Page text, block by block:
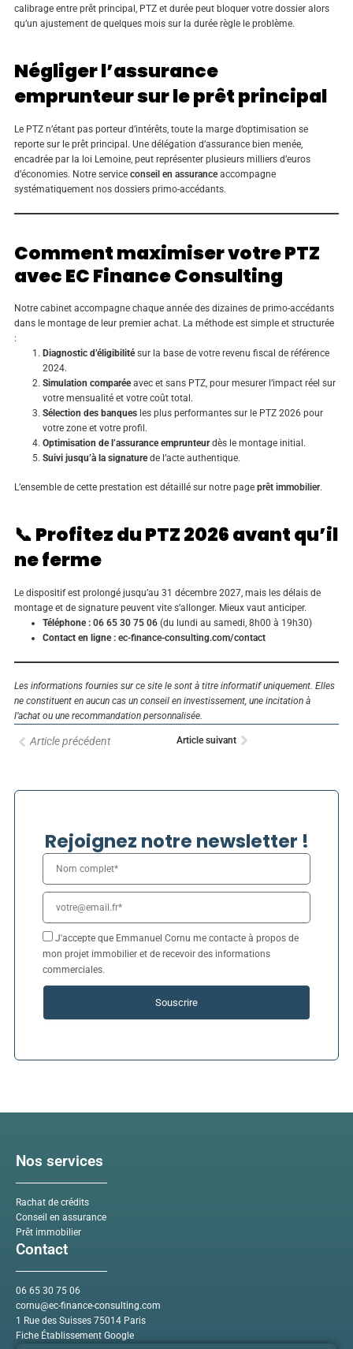
calibrage entre prêt principal, PTZ et durée peut bloquer votre dossier alors
qu’un ajustement de quelques mois sur la durée règle le problème.
Négliger l’assurance
emprunteur sur le prêt principal
Le PTZ n’étant pas porteur d’intérêts, toute la marge d’optimisation se
reporte sur le prêt principal. Une délégation d’assurance bien menée,
encadrée par la loi Lemoine, peut représenter plusieurs milliers d’euros
d’économies. Notre serviceconseil en assurance accompagne
systématiquement nos dossiers primo-accédants.
Comment maximiser votre PTZ
avec EC Finance Consulting
Notre cabinet accompagne chaque année des dizaines de primo-accédants
dans le montage de leur premier achat. La méthode est simple et structurée
:
Diagnostic d’éligibilitésur la base de votre revenu fiscal de référence
2024.
Simulation comparéeavec et sans PTZ, pour mesurer l’impact réel sur
votre mensualité et votre coût total.
Sélection des banques les plus performantes sur le PTZ 2026 pour
votre zone et votre profil.
Optimisation de l’assurance emprunteurdès le montage initial.
Suivi jusqu’à la signaturede l’acte authentique.
L’ensemble de cette prestation est détaillé sur notre pageprêt immobilier.
📞 Profitez du PTZ 2026 avant qu’il
ne ferme
Le dispositif est prolongé jusqu’au 31 décembre 2027, mais les délais de
montage et de signature peuvent vite s’allonger. Mieux vaut anticiper.
Téléphone : 06 65 30 75 06 (du lundi au samedi, 8h00 à 19h30)
Contact en ligne : ec-finance-consulting.com/contact
Les informations fournies sur ce site le sont à titre informatif uniquement. Elles
ne constituent en aucun cas un conseil en investissement, une incitation à
l’achat ou une recommandation personnalisée.
Précédent
Article précédent Article suivantSuivant
Rejoignez notre newsletter !
Nom
complet
E-
mail
J'accepte que Emmanuel Cornu me contacte à propos de
mon projet immobilier et de recevoir des informations
commerciales.
Souscrire
Nos services
Rachat de crédits
Conseil en assurance
Prêt immobilier
Contact
06 65 30 75 06
cornu@ec-finance-consulting.com
1 Rue des Suisses 75014 Paris
Fiche Établissement Google